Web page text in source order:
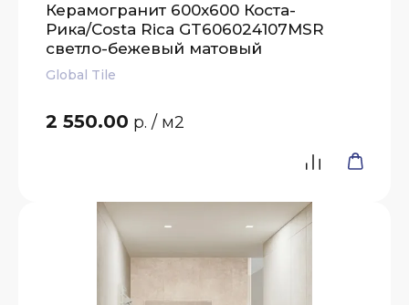
Керамогранит 600x600 Коста-
Рика/Costa Rica GT606024107MSR
светло-бежевый матовый
Global Tile
2 550.00 р. / м2